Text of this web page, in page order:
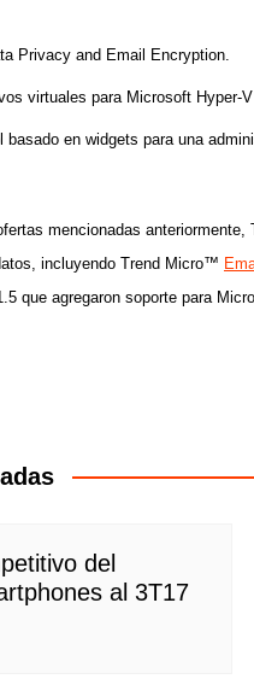
Privacy and Email Encryption.
virtuales para Microsoft Hyper-
basado en widgets para una
mencionadas
incluyendo Trend Micro™
que agregaron soporte para
del
al 3T17